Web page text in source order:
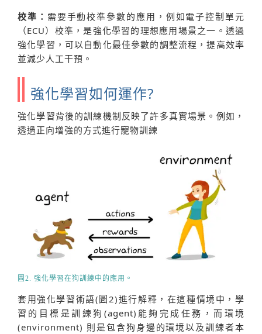
校準： 需要手動校準參數的應用，例如電子控制單元
（ECU）校準，是強化學習的理想應用場景之一。透過
強化學習，可以自動化最佳參數的調整流程，提高效率
並減少人工干預。
強化學習如何運作?
強化學習背後的訓練機制反映了許多真實場景。例如，
透過正向增強的方式進行寵物訓練
圖2. 強化學習在狗訓練中的應用。
套用強化學習術語(圖2)進行解釋，在這種情境中，學
習的目標是訓練狗(agent)能夠完成任務，而環境
(environment) 則是包含狗身邊的環境以及訓練者本